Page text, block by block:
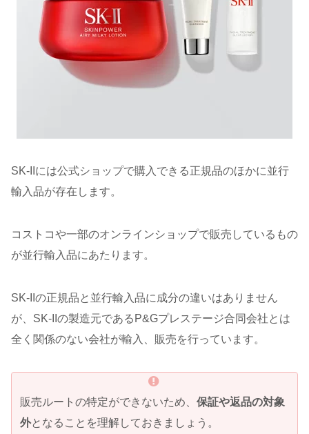
SK-IIには公式ショップで購入できる正規品のほかに並行
輸入品が存在します。
コストコや一部のオンラインショップで販売しているもの
が並行輸入品にあたります。
SK-IIの正規品と並行輸入品に成分の違いはありません
が、SK-IIの製造元であるP&Gプレステージ合同会社とは
全く関係のない会社が輸入、販売を行っています。
販売ルートの特定ができないため、 保証や返品の対象
外となることを理解しておきましょう。